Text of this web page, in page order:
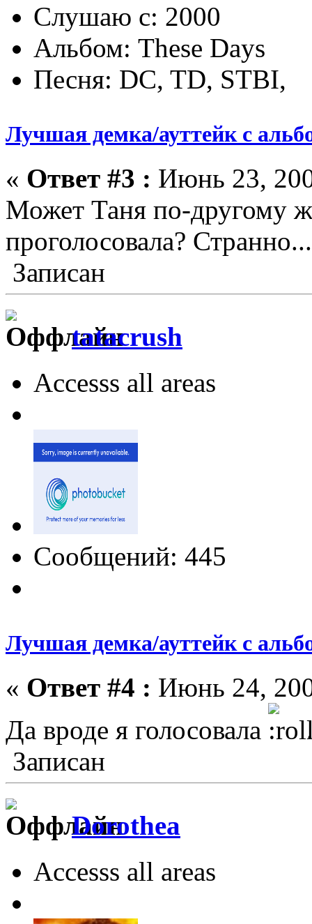
Слушаю с: 2000
Альбом: These Days
Песня: DC, TD, STBI,
Лучшая демка/ауттейк с
« Ответ #3 : Июнь 23,
Может Таня по-другому
проголосовала?
Записан
tatacrush
Accesss all areas
Сообщений: 445
Лучшая демка/ауттейк с
« Ответ #4 : Июнь 24,
Да вроде я голосовала
Записан
Dorothea
Accesss all areas